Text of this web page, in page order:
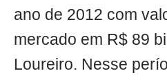
ano de 2012 com
mercado em R$ 89
Loureiro. Nesse